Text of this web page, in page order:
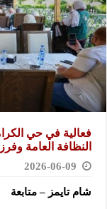
فعالية في حي
النظافة العامة
2026-06-09
شام تايمز – متابعة